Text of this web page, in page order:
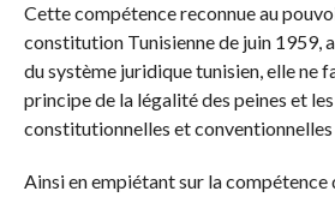
Cette compétence reconnue au
constitution Tunisienne de juin 1959,
du système juridique tunisien, elle ne
principe de la légalité des peines et
constitutionnelles et
Ainsi en empiétant sur la